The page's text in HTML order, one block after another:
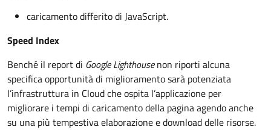
caricamento differito di JavaScript.
Speed Index
Benché il report di Google Lighthousenon riporti alcuna
specifica opportunità di miglioramento sarà potenziata
l’infrastruttura in Cloud che ospita l’applicazione per
migliorare i tempi di caricamento della pagina agendo anche
su una più tempestiva elaborazione e download delle risorse.